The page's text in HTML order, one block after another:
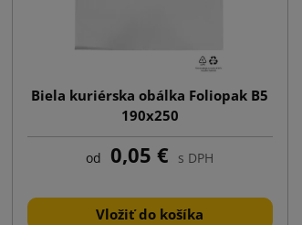
Biela kuriérska obálka Foliopak B5
190x250
od 0,05 € s DPH
Vložiť do košíka